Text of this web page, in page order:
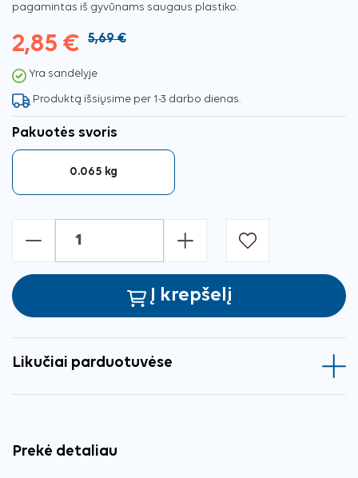
pagamintas iš gyvūnams saugaus plastiko.
2,85 € 5,69 €
Yra sandėlyje
Produktą išsiųsime per 1-3 darbo dienas.
Pakuotės svoris
0.065 kg
- +
Į krepšelį
Likučiai parduotuvėse
Prekė detaliau